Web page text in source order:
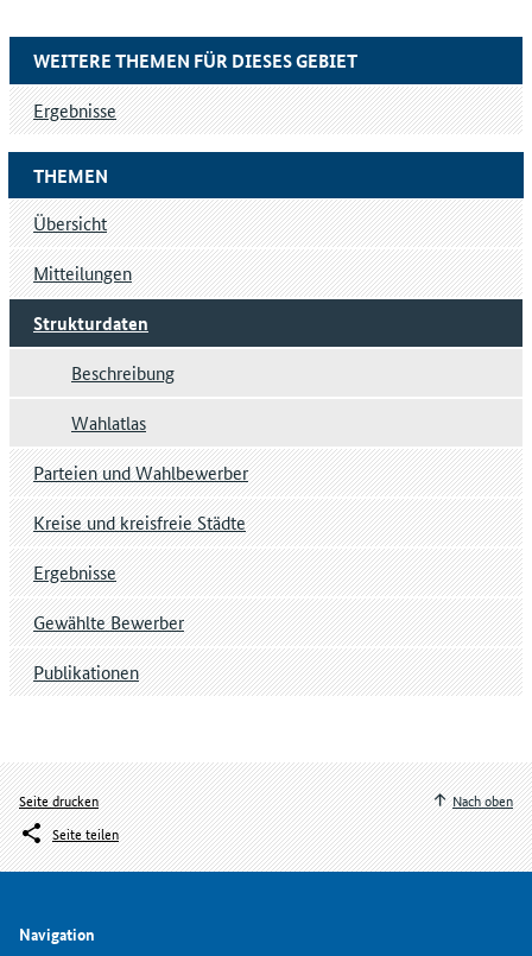
THEMEN
Übersicht
Mitteilungen
Strukturdaten
Beschreibung
Wahlatlas
Parteien und Wahlbewerber
Kreise und kreisfreie Städte
Ergebnisse
Gewählte Bewerber
Publikationen
WEITERE THEMEN FÜR DIESES GEBIET
Ergebnisse
Seite drucken
Seite teilen
Nach oben
Navigation